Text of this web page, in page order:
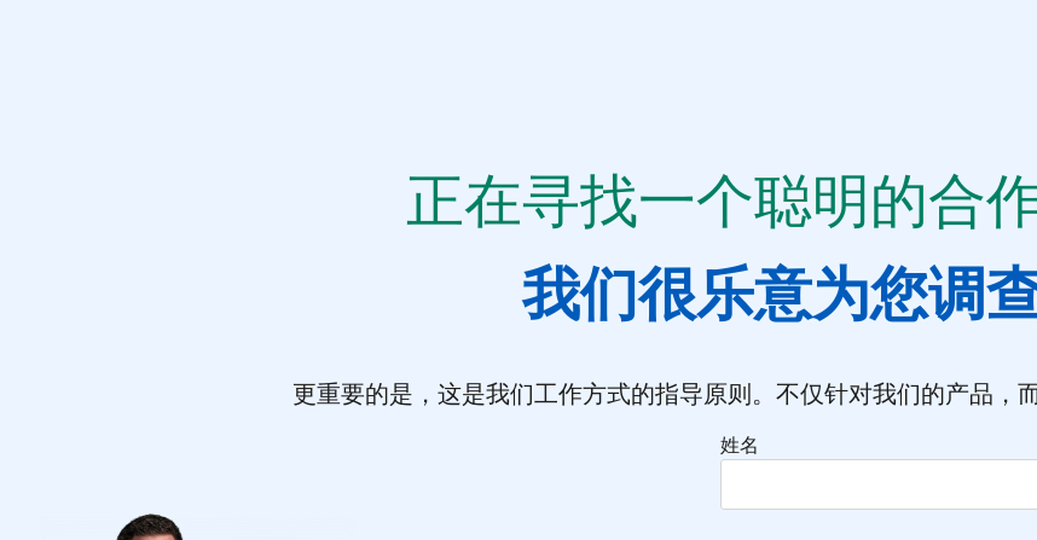
正在寻找一个聪明的合
我们很乐意为您调
更重要的是，这是我们工作方式的指导原则。不仅针对我们的产品，
姓名